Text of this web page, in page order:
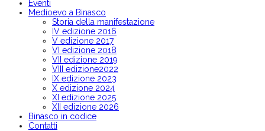
Eventi
Medioevo a Binasco
Storia della manifestazione
IV edizione 2016
V edizione 2017
VI edizione 2018
VII edizione 2019
VIII edizione2022
IX edizione 2023
X edizione 2024
XI edizione 2025
XII edizione 2026
Binasco in codice
Contatti